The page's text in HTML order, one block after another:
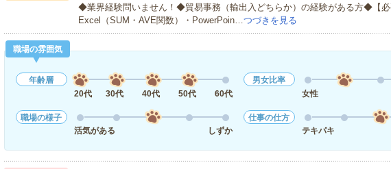
◆業界経験問いません！◆貿易事務（輸出入どちらか）の経験がある方◆【必
Excel（SUM・AVE関数）・PowerPoin…つづきを見る
職場の雰囲気
年齢層
20代
30代 40代 50代 60代
男女比率
女性
職場の様子
活気がある
しずか
仕事の仕方
テキパキ